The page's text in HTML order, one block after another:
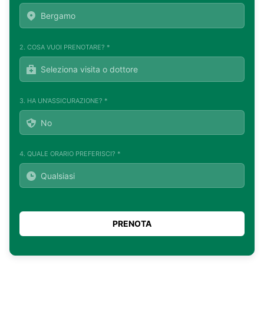
2. COSA VUOI PRENOTARE? *
3. HA UN'ASSICURAZIONE? *
4. QUALE ORARIO PREFERISCI? *